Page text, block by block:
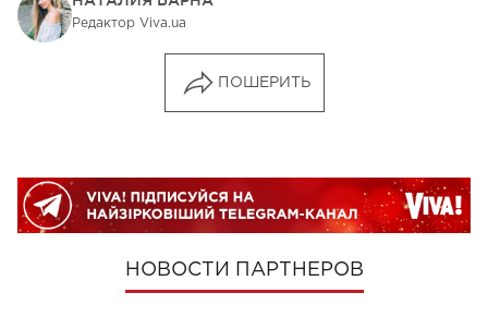
Редактор Viva.ua
ПОШЕРИТЬ
НОВОСТИ ПАРТНЕРОВ